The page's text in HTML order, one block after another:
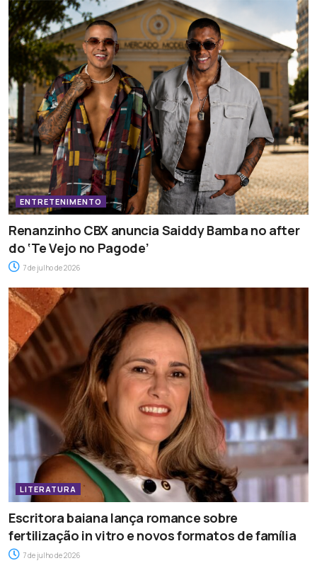
ENTRETENIMENTO
Renanzinho CBX anuncia Saiddy Bamba no after
do ‘Te Vejo no Pagode’
7 de julho de 2026
LITERATURA
Escritora baiana lança romance sobre
fertilização in vitro e novos formatos de família
7 de julho de 2026